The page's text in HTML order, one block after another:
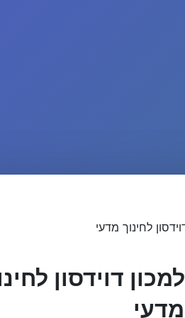
דוידסון
מדעי